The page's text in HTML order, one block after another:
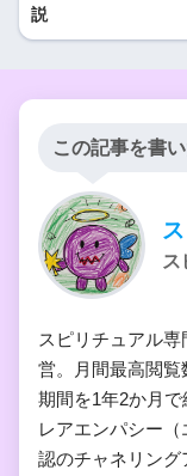
説
この記事を書
ス
スピリチュアル
営。月間最高閲覧
期間を1年2か月
レアエンパシー
認のチャネリング